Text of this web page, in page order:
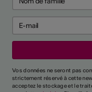
Vos données ne seront pas
strictement réservé à cette
acceptez le stockage et le